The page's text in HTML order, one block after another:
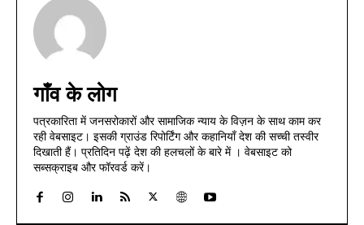
गाँव के लोग
पत्रकारिता में जनसरोकारों और सामाजिक न्याय के विज़न के साथ काम कर
रही वेबसाइट। इसकी ग्राउंड रिपोर्टिंग और कहानियाँ देश की सच्ची तस्वीर
दिखाती हैं। प्रतिदिन पढ़ें देश की हलचलों के बारे में । वेबसाइट को
सब्सक्राइब और फॉरवर्ड करें।